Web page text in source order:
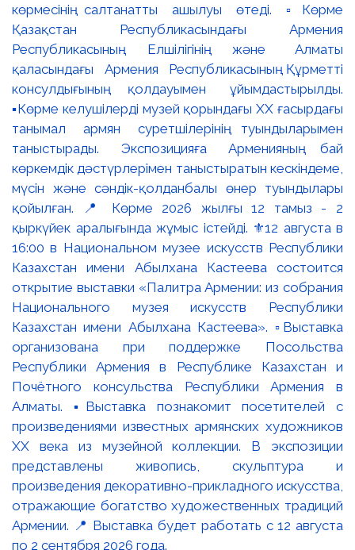
көрмесінің салтанатты ашылуы өтеді. ▫️Көрме
Қазақстан Республикасындағы Армения
Республикасының Елшілігінің және Алматы
қаласындағы Армения Республикасының Құрметті
консулдығының қолдауымен ұйымдастырылды.
▪️Көрме келушілерді музей қорындағы ХХ ғасырдағы
танымал армян суретшілерінің туындыларымен
таныстырады. Экспозицияға Арменияның бай
көркемдік дәстүрлерімен таныстыратын кескіндеме,
мүсін және сәндік-қолданбалы өнер туындылары
қойылған. 📍 Көрме 2026 жылғы 12 тамыз - 2
қыркүйек аралығында жұмыс істейді. ⚜️12 августа в
16:00 в Национальном музее искусств Республики
Казахстан имени Абылхана Кастеева состоится
открытие выставки «Палитра Армении: из собрания
Национального музея искусств Республики
Казахстан имени Абылхана Кастеева». ▫️Выставка
организована при поддержке Посольства
Республики Армения в Республике Казахстан и
Почётного консульства Республики Армения в
Алматы. ▪️Выставка познакомит посетителей с
произведениями известных армянских художников
XX века из музейной коллекции. В экспозиции
представлены живопись, скульптура и
произведения декоративно-прикладного искусства,
отражающие богатство художественных традиций
Армении. 📍 Выставка будет работать с 12 августа
по 2 сентября 2026 года.